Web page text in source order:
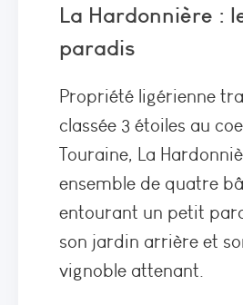
La Hardonnière :
paradis
Propriété ligérienne
classée 3 étoiles au
Touraine, La
ensemble de quatre
entourant un petit
son jardin arrière et
vignoble attenant.